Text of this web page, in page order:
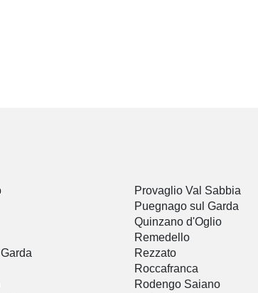
Provaglio Val Sabbia
Puegnago sul Garda
Quinzano d'Oglio
Remedello
Rezzato
Roccafranca
Rodengo Saiano